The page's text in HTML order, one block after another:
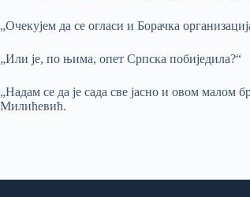
„Очекујем да се огласи и Борачка
„Или је, по њима, опет Српска побиједила?“
„Надам се да је сада све јасно и овом малом
Милићевић.